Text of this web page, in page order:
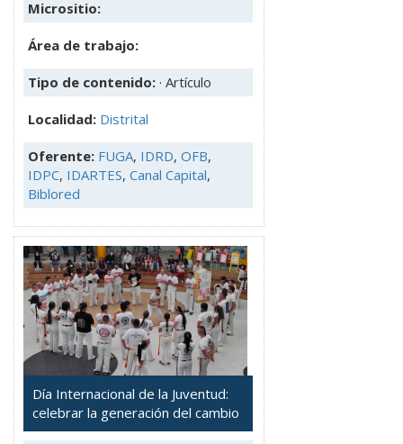
Micrositio:
Área de trabajo:
Tipo de contenido: · Artículo
Localidad: Distrital
Oferente: FUGA, IDRD, OFB,
IDPC, IDARTES, Canal Capital,
Biblored
Día Internacional de la Juventud:
celebrar la generación del cambio